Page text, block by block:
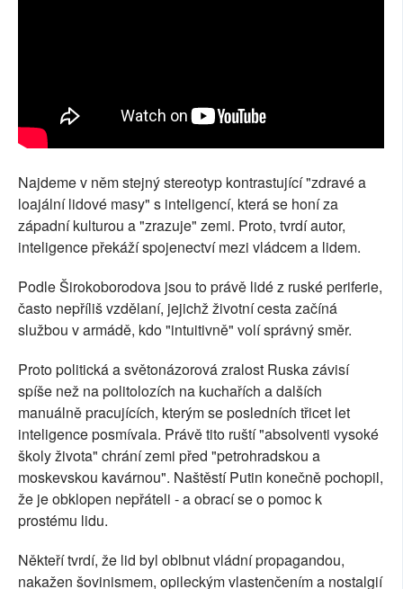
Najdeme v něm stejný stereotyp kontrastující "zdravé a
loajální lidové masy" s inteligencí, která se honí za
západní kulturou a "zrazuje" zemi. Proto, tvrdí autor,
inteligence překáží spojenectví mezi vládcem a lidem.
Podle Širokoborodova jsou to právě lidé z ruské periferie,
často nepříliš vzdělaní, jejichž životní cesta začíná
službou v armádě, kdo "intuitivně" volí správný směr.
Proto politická a světonázorová zralost Ruska závisí
spíše než na politolozích na kuchařích a dalších
manuálně pracujících, kterým se posledních třicet let
inteligence posmívala. Právě tito ruští "absolventi vysoké
školy života" chrání zemi před "petrohradskou a
moskevskou kavárnou". Naštěstí Putin konečně pochopil,
že je obklopen nepřáteli - a obrací se o pomoc k
prostému lidu.
Někteří tvrdí, že lid byl oblbnut vládní propagandou,
nakažen šovinismem, opileckým vlastenčením a nostalgií